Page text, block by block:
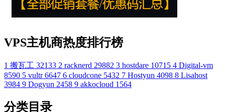
VPS主机商热度排行榜
1 搬瓦工 32133 2 racknerd 29882 3 hostdare 10715 4 Digital-vm
8590 5 vultr 6647 6 cloudcone 5432 7 Hostyun 4098 8 Lisahost
3984 9 Dogyun 2458 9 akkocloud 1564
分类目录